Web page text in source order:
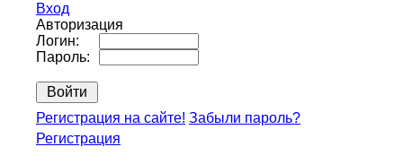
Вход
Авторизация
Логин:
Пароль:
Регистрация на сайте! Забыли пароль?
Регистрация